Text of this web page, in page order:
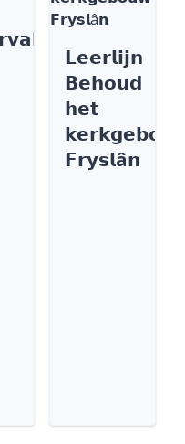
𝗟𝗲𝗲𝗿𝗹𝗶𝗷𝗻
𝗕𝗲𝗵𝗼𝘂𝗱
𝗵𝗲𝘁
𝗙𝗿𝘆𝘀𝗹â𝗻